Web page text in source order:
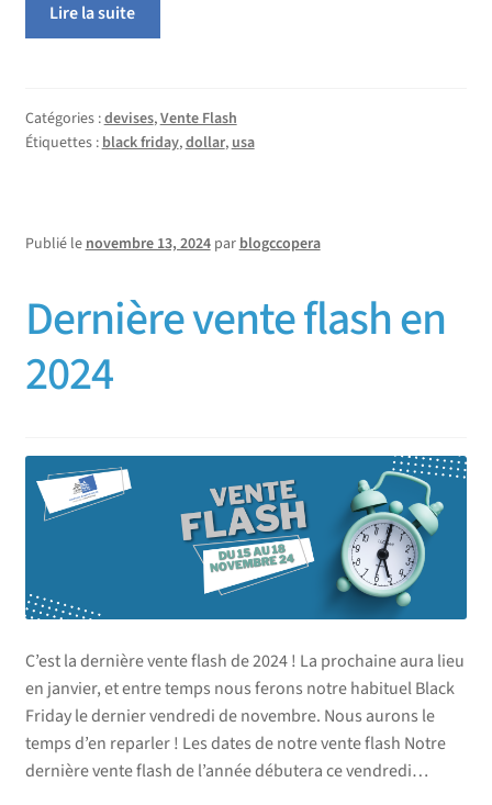
Lire la suite
Catégories :devises,Vente Flash
Étiquettes :black friday,dollar,usa
Publié le novembre 13, 2024 par blogccopera
Dernière vente flash en
2024
C’est la dernière vente flash de 2024 ! La prochaine aura lieu
en janvier, et entre temps nous ferons notre habituel Black
Friday le dernier vendredi de novembre. Nous aurons le
temps d’en reparler ! Les dates de notre vente flash Notre
dernière vente flash de l’année débutera ce vendredi…